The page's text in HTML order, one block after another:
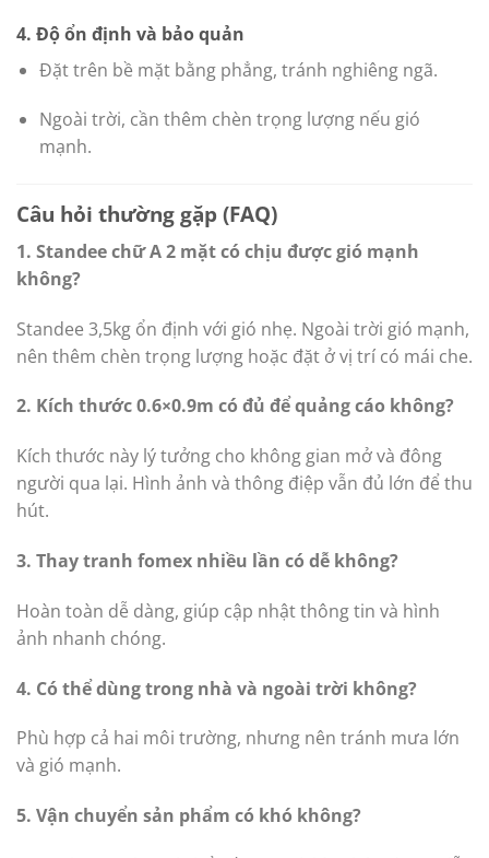
4. Độ ổn định và bảo quản
Đặt trên bề mặt bằng phẳng, tránh nghiêng ngã.
Ngoài trời, cần thêm chèn trọng lượng nếu gió
mạnh.
Câu hỏi thường gặp (FAQ)
1. Standee chữ A 2 mặt có chịu được gió mạnh
không?
Standee 3,5kg ổn định với gió nhẹ. Ngoài trời gió mạnh,
nên thêm chèn trọng lượng hoặc đặt ở vị trí có mái che.
2. Kích thước 0.6×0.9m có đủ để quảng cáo không?
Kích thước này lý tưởng cho không gian mở và đông
người qua lại. Hình ảnh và thông điệp vẫn đủ lớn để thu
hút.
3. Thay tranh fomex nhiều lần có dễ không?
Hoàn toàn dễ dàng, giúp cập nhật thông tin và hình
ảnh nhanh chóng.
4. Có thể dùng trong nhà và ngoài trời không?
Phù hợp cả hai môi trường, nhưng nên tránh mưa lớn
và gió mạnh.
5. Vận chuyển sản phẩm có khó không?